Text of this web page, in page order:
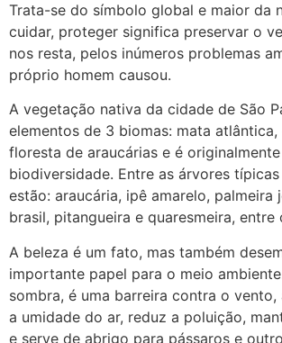
Trata-se do símbolo global e maior da
cuidar, proteger significa preservar o
nos resta, pelos inúmeros problemas
próprio homem causou.
A vegetação nativa da cidade de São
elementos de 3 biomas: mata
floresta de araucárias e é
biodiversidade. Entre as árvores
estão: araucária, ipê amarelo, palmeira
brasil, pitangueira e quaresmeira, entre
A beleza é um fato, mas também
importante papel para o meio
sombra, é uma barreira contra o vento,
a umidade do ar, reduz a poluição,
e serve de abrigo para pássaros e